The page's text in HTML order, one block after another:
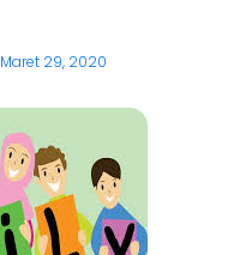
Maret 29, 2020